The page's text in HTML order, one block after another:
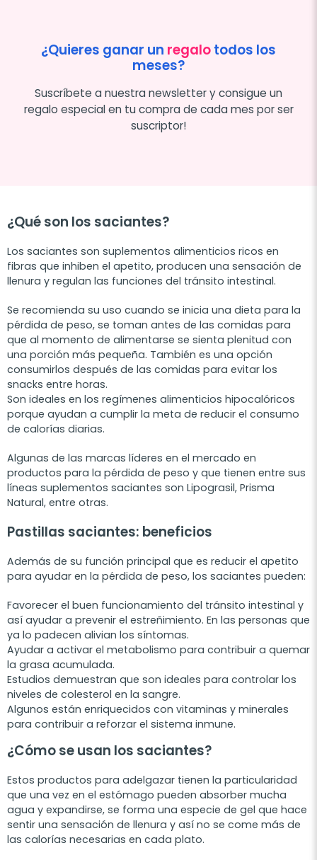
¿Quieres ganar un regalotodos los
meses?
Suscríbete a nuestra newsletter y consigue un
regalo especial en tu compra de cada mes por ser
suscriptor!
¿Qué son los saciantes?
Los saciantes son suplementos alimenticios ricos en
fibras que inhiben el apetito, producen una sensación de
llenura y regulan las funciones del tránsito intestinal.
Se recomienda su uso cuando se inicia una dieta para la
pérdida de peso, se toman antes de las comidas para
que al momento de alimentarse se sienta plenitud con
una porción más pequeña. También es una opción
consumirlos después de las comidas para evitar los
snacks entre horas.
Son ideales en los regímenes alimenticios hipocalóricos
porque ayudan a cumplir la meta de reducir el consumo
de calorías diarias.
Algunas de las marcas líderes en el mercado en
productos para la pérdida de peso y que tienen entre sus
líneas suplementos saciantes son Lipograsil, Prisma
Natural, entre otras.
Pastillas saciantes: beneficios
Además de su función principal que es reducir el apetito
para ayudar en la pérdida de peso, los saciantes pueden:
Favorecer el buen funcionamiento del tránsito intestinal y
así ayudar a prevenir el estreñimiento. En las personas que
ya lo padecen alivian los síntomas.
Ayudar a activar el metabolismo para contribuir a quemar
la grasa acumulada.
Estudios demuestran que son ideales para controlar los
niveles de colesterol en la sangre.
Algunos están enriquecidos con vitaminas y minerales
para contribuir a reforzar el sistema inmune.
¿Cómo se usan los saciantes?
Estos productos para adelgazar tienen la particularidad
que una vez en el estómago pueden absorber mucha
agua y expandirse, se forma una especie de gel que hace
sentir una sensación de llenura y así no se come más de
las calorías necesarias en cada plato.